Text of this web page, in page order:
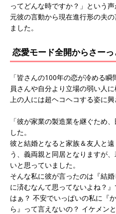
ってどんな時ですか？」という
元彼の言動から現在進行形の夫
ました。
恋愛モード全開からさー
「皆さんの100年の恋が冷める
員さんや自分より立場の弱い人
上の人には超ヘコヘコする姿に興
「彼が家業の製造業を継ぐため
した。
彼と結婚となると家族＆友人と
う、義両親と同居となりますが
いと思っていました。
そんな私に彼が言ったのは『結
に済むなんて思ってないよね？』
はぁ？ 不安でいっぱいの私に『
ら』って言えないの？ イケメン